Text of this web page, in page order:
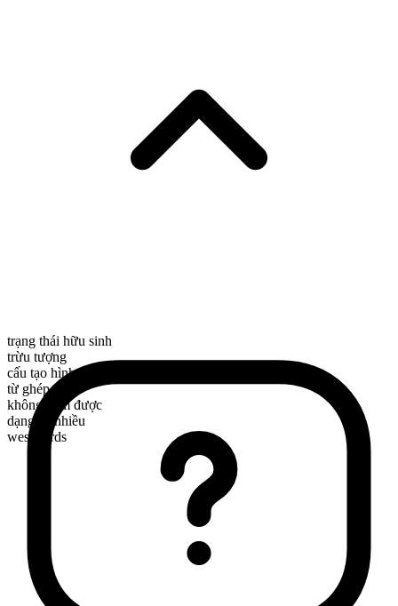
trạng thái hữu sinh
trừu tượng
cấu tạo hình thái
từ ghép
không đếm được
dạng số nhiều
westwards